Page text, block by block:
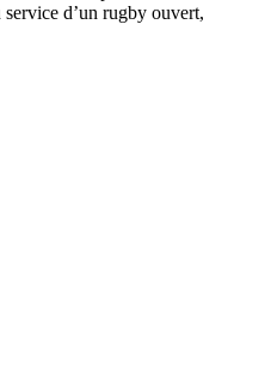
d’un rugby ouvert,